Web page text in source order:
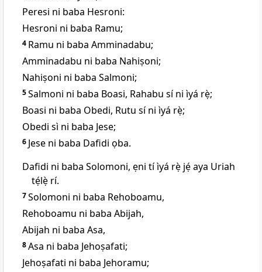
Peresi ni baba Hesroni:
Hesroni ni baba Ramu;
4 Ramu ni baba Amminadabu;
Amminadabu ni baba Nahiṣoni;
Nahiṣoni ni baba Salmoni;
5Salmoni ni baba Boasi, Rahabu sí ni ìyá rẹ̀;
Boasi ni baba Obedi, Rutu sí ni ìyá rẹ̀;
Obedi sì ni baba Jese;
6 Jese ni baba Dafidi ọba.
Dafidi ni baba Solomoni, ẹni tí ìyá rẹ̀ jẹ́ aya Uriah
tẹ́lẹ̀ rí.
7Solomoni ni baba Rehoboamu,
Rehoboamu ni baba Abijah,
Abijah ni baba Asa,
8Asa ni baba Jehoṣafati;
Jehoṣafati ni baba Jehoramu;